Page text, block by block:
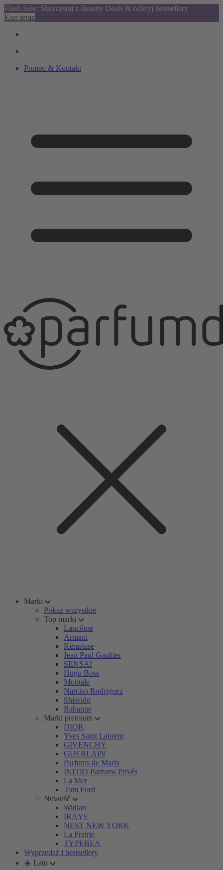
Flash Sale: Skorzystaj z Beauty Deals & odkryj bestsellery
Kup teraz
Pomoc & Kontakt
Marki
Pokaż wszystkie
Top marki
Lancôme
Armani
Kérastase
Jean Paul Gaultier
SENSAI
Hugo Boss
Montale
Narciso Rodriguez
Shiseido
Rabanne
Marki premium
DIOR
Yves Saint Laurent
GIVENCHY
GUERLAIN
Parfums de Marly
INITIO Parfums Privés
La Mer
Tom Ford
Nowość
Widian
IRÄYE
NEST NEW YORK
La Prairie
TYPEBEA
Wyprzedaż i bestsellery
☀️ Lato